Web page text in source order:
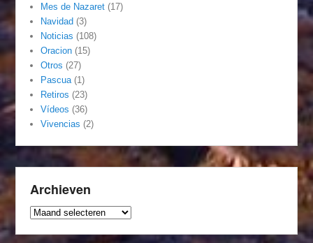
Mes de Nazaret (17)
Navidad (3)
Noticias (108)
Oracion (15)
Otros (27)
Pascua (1)
Retiros (23)
Vídeos (36)
Vivencias (2)
Archieven
Archieven